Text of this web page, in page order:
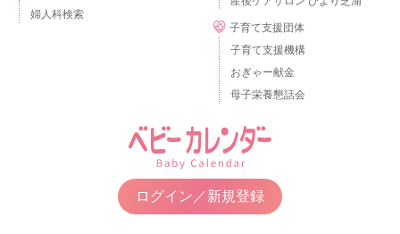
婦人科検索
子育て支援団体
子育て支援機構
おぎゃー献金
母子栄養懇話会
ログイン／新規登録